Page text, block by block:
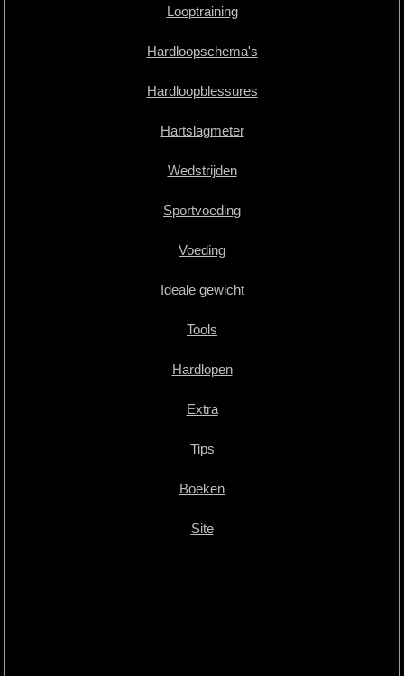
Looptraining
Hardloopschema's
Hardloopblessures
Hartslagmeter
Wedstrijden
Sportvoeding
Voeding
Ideale gewicht
Tools
Hardlopen
Extra
Tips
Boeken
Site